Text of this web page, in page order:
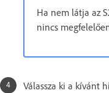
Ha nem látja az
nincs
Válassza ki a kívánt